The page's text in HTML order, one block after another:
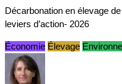
Décarbonation en élevage
leviers d’action- 2026
Économie Élevage